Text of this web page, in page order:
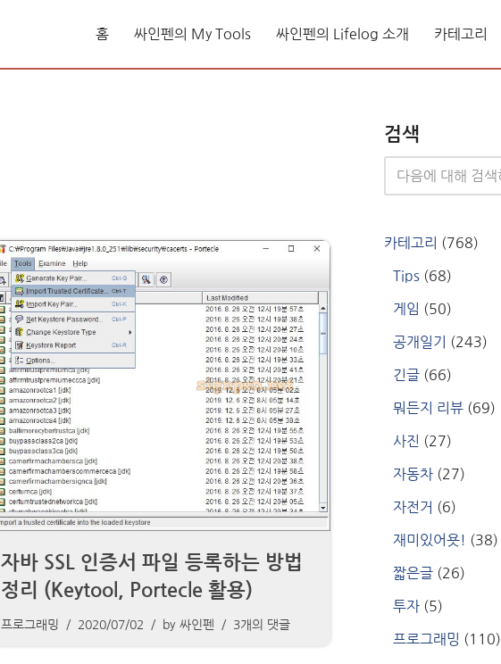
홈 싸인펜의 My Tools 싸인펜의 Lifelog 소개 카테고리
자바 SSL 인증서 파일 등록하는 방법
정리 (Keytool, Portecle 활용)
프로그래밍 2020/07/02 by 싸인펜 3개의 댓글
검색
카테고리 (768)
Tips (68)
게임 (50)
공개일기 (243)
긴글 (66)
뭐든지 리뷰 (69)
사진 (27)
자동차 (27)
자전거 (6)
재미있어욧! (38)
짧은글 (26)
투자 (5)
프로그래밍 (110)